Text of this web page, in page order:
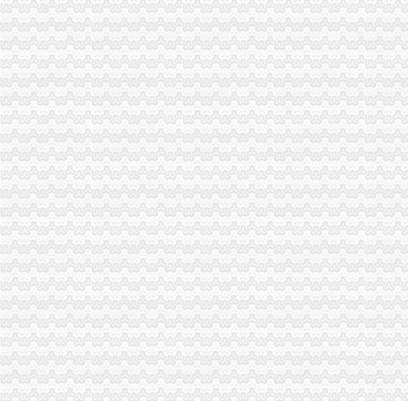
有偿求能人能在高新区办理餐饮执照_交易区_IT007-品质实惠生活-
成都高新自贸试验区带个就能办营业执照_手机新浪网
成都高新区：个体经营可不办执照-新闻-中国网滨海高新
成都高新区经营可不办营业执照备案即可_财经_中国网
成都高新区个体经营可不办执照系全国创_财经_环球网
福利！成都高新区个体经营可免办营业执照_成都高新技术开发区
常州高新区外企可在“家门口”办执照_园区频道_红网
【高新区注册公司办执照代理记账补申报整账注销公司年检】-高新枫